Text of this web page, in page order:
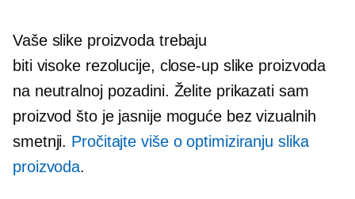
Vaše slike proizvoda trebaju
biti visoke rezolucije, close-upslike proizvoda
na neutralnoj pozadini. Želite prikazati sam
proizvod što je jasnije moguće bez vizualnih
smetnji. Pročitajte više o optimiziranju slika
proizvoda.